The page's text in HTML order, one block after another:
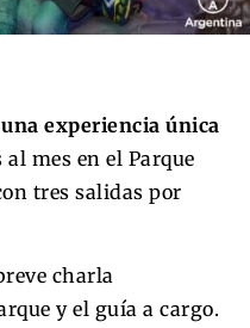
experiencia única
mes en el Parque
tres salidas por
charla
y el guía a cargo.